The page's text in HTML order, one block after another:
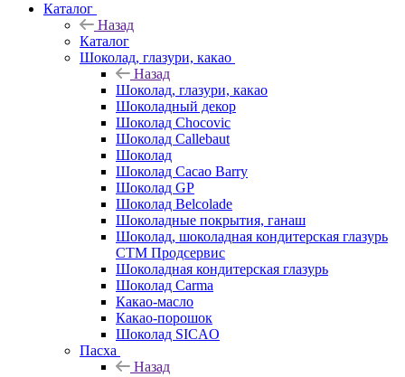
Каталог
Назад
Каталог
Шоколад, глазури, какао
Назад
Шоколад, глазури, какао
Шоколадный декор
Шоколад Chocovic
Шоколад Callebaut
Шоколад
Шоколад Cacao Barry
Шоколад GP
Шоколад Belcolade
Шоколадные покрытия, ганаш
Шоколад, шоколадная кондитерская глазурь
СТМ Продсервис
Шоколадная кондитерская глазурь
Шоколад Carma
Какао-масло
Какао-порошок
Шоколад SICAO
Пасха
Назад